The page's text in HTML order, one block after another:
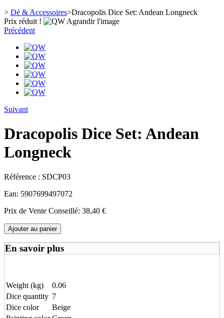
> Dé & Accessoires>Dracopolis Dice Set: Andean Longneck
Prix réduit !
Agrandir l'image
Précédent
Suivant
Dracopolis Dice Set: Andean
Longneck
Référence : SDCP03
Ean: 5907699497072
Prix de Vente Conseillé: 38,40 €
Ajouter au panier
En savoir plus
Weight (kg)
0.06
Dice quantity 7
Dice color
Beige